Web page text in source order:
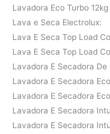
Lavadora Eco Turbo
Lava e Seca Electrolux:
Lava E Seca Top Load
Lava E Seca Top Load
Lavadora E Secadora
Lavadora E Secadora
Lavadora E Secadora
Lavadora E Secadora
Lavadora E Secadora